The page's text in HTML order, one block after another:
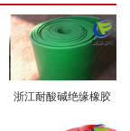
浙江耐酸碱绝缘橡胶